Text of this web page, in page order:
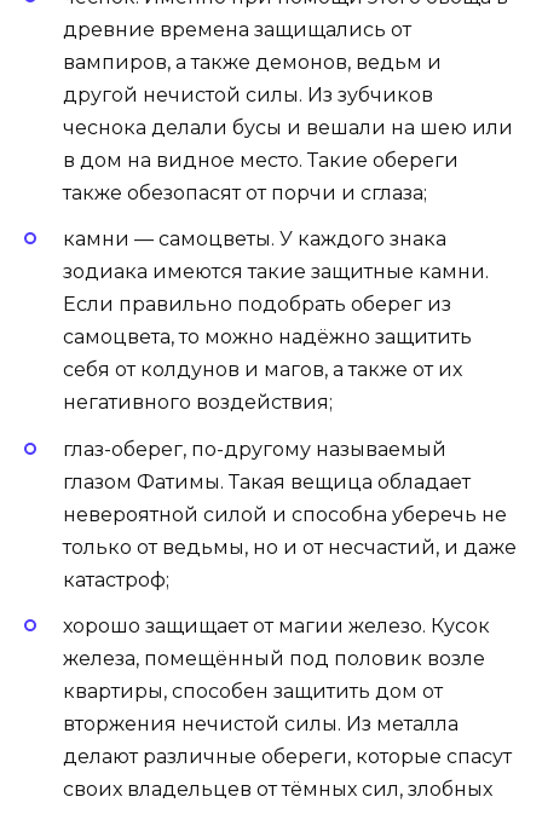
древние времена защищались от
вампиров, а также демонов, ведьм и
другой нечистой силы. Из зубчиков
чеснока делали бусы и вешали на шею или
в дом на видное место. Такие обереги
также обезопасят от порчи и сглаза;
камни — самоцветы. У каждого знака
зодиака имеются такие защитные камни.
Если правильно подобрать оберег из
самоцвета, то можно надёжно защитить
себя от колдунов и магов, а также от их
негативного воздействия;
глаз-оберег, по-другому называемый
глазом Фатимы. Такая вещица обладает
невероятной силой и способна уберечь не
только от ведьмы, но и от несчастий, и даже
катастроф;
хорошо защищает от магии железо. Кусок
железа, помещённый под половик возле
квартиры, способен защитить дом от
вторжения нечистой силы. Из металла
делают различные обереги, которые спасут
своих владельцев от тёмных сил, злобных